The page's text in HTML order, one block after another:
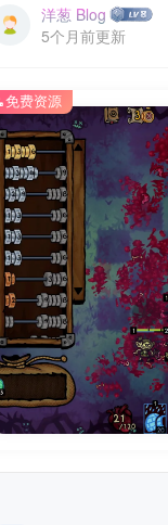
洋葱 Blog
5个月前更新
免费资源